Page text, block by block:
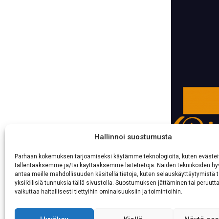
Hallinnoi suostumusta
Parhaan kokemuksen tarjoamiseksi käytämme teknologioita, kuten
tallentaaksemme ja/tai käyttääksemme laitetietoja. Näiden tekniikoiden
antaa meille mahdollisuuden käsitellä tietoja, kuten selauskäyttäytymistä
yksilöllisiä tunnuksia tällä sivustolla. Suostumuksen jättäminen tai
vaikuttaa haitallisesti tiettyihin ominaisuuksiin ja toimintoihin.